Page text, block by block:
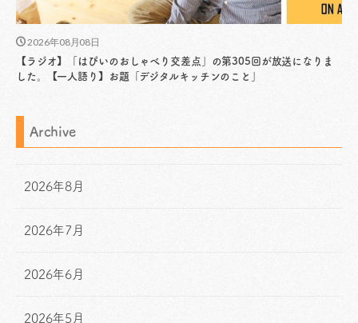
2026年08月08日
【ラジオ】「はぴいのおしゃべり交差点」の第305回が放送になりま
した。【一人語り】お題「デジタルキッチンのこと」
Archive
2026年8月
2026年7月
2026年6月
2026年5月